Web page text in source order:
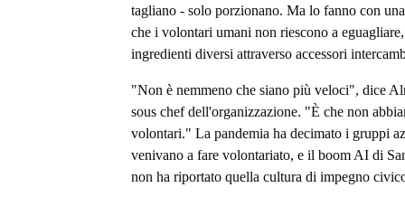
tagliano - solo porzionano. Ma lo fanno con
che i volontari umani non riescono a
ingredienti diversi attraverso accessori
"Non è nemmeno che siano più veloci", dice
sous chef dell'organizzazione. "È che non
volontari." La pandemia ha decimato i gruppi
venivano a fare volontariato, e il boom AI di
non ha riportato quella cultura di impegno